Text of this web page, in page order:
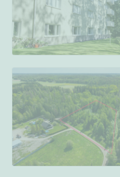
Hinta
Rakennusvuosi